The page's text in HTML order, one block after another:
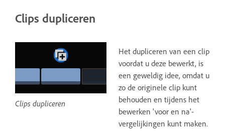
Clips dupliceren
Clips dupliceren
Het dupliceren van een clip
voordat u deze bewerkt, is
een geweldig idee, omdat u
zo de originele clip kunt
behouden en tijdens het
bewerken 'voor en na'-
vergelijkingen kunt maken.